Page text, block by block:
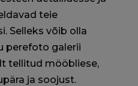
teie
Selleks võib olla
perefoto galerii
tellitud mööbliese,
ja soojust.